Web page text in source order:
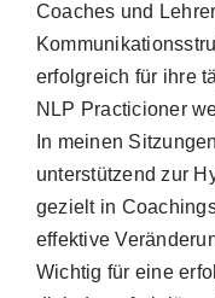
Coaches und
erfolgreich für ihre
NLP Practicioner
In meinen
unterstützend zur
gezielt in
effektive
Wichtig für eine